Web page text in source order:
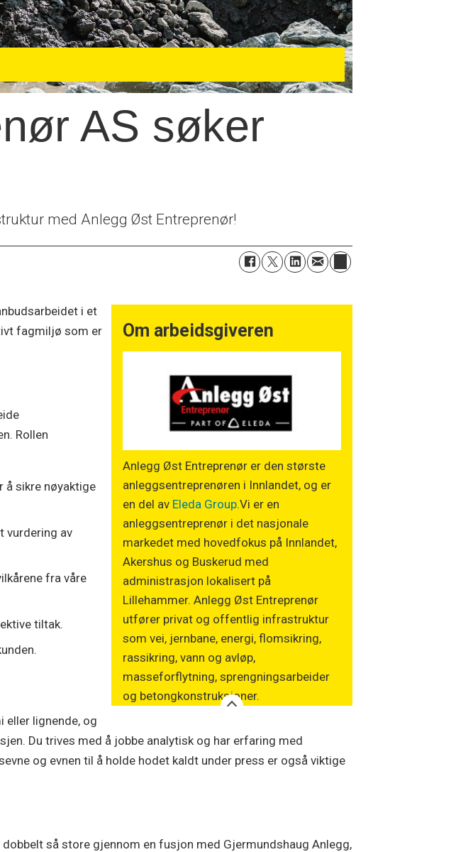
AS søker
med Anlegg Øst Entreprenør!
Om arbeidsgiveren
Anlegg Øst Entreprenør er den største
anleggsentreprenøren i Innlandet, og er
en del av Eleda Group.Vi er en
anleggsentreprenør i det nasjonale
markedet med hovedfokus på Innlandet,
Akershus og Buskerud med
administrasjon lokalisert på
Lillehammer. Anlegg Øst Entreprenør
utfører privat og offentlig infrastruktur
som vei, jernbane, energi, flomsikring,
rassikring, vann og avløp,
masseforflytning, sprengningsarbeider
og betongkonstruksjoner.
i et
fagmiljø som er
Rollen
å sikre nøyaktige
vurdering av
fra våre
tiltak.
eller lignende, og
Du trives med å jobbe analytisk og har erfaring med
og evnen til å holde hodet kaldt under press er også viktige
så store gjennom en fusjon med Gjermundshaug Anlegg,